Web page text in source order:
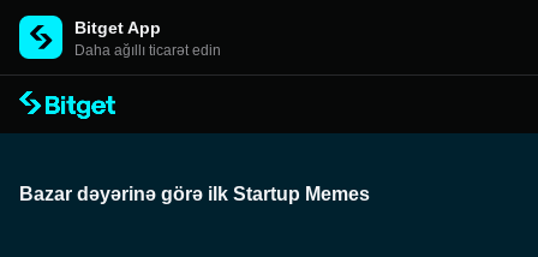
Bitget App
Daha ağıllı ticarət edin
Bazar dəyərinə görə ilk Startup Memes